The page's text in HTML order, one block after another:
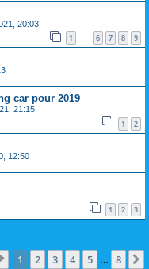
20:03
1 6 7 8 9
car pour 2019
21:15
1 2
12:50
1 2 3
Page 1sur8
1 2 3 4 5 8